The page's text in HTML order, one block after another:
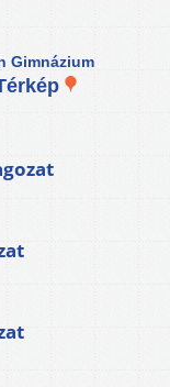
Gimnázium